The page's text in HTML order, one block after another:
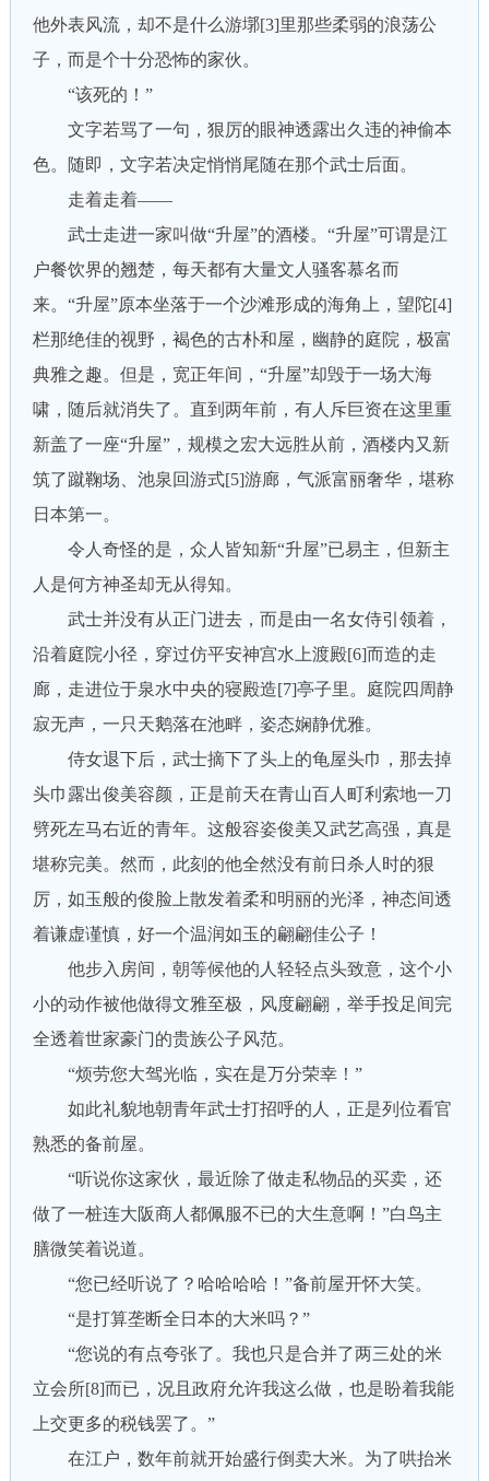
他外表风流，却不是什么游墎[3]里那些柔弱的浪荡公
子，而是个十分恐怖的家伙。
“该死的！”
文字若骂了一句，狠厉的眼神透露出久违的神偷本
色。随即，文字若决定悄悄尾随在那个武士后面。
走着走着——
武士走进一家叫做“升屋”的酒楼。“升屋”可谓是江
户餐饮界的翘楚，每天都有大量文人骚客慕名而
来。“升屋”原本坐落于一个沙滩形成的海角上，望陀[4]
栏那绝佳的视野，褐色的古朴和屋，幽静的庭院，极富
典雅之趣。但是，宽正年间，“升屋”却毁于一场大海
啸，随后就消失了。直到两年前，有人斥巨资在这里重
新盖了一座“升屋”，规模之宏大远胜从前，酒楼内又新
筑了蹴鞠场、池泉回游式[5]游廊，气派富丽奢华，堪称
日本第一。
令人奇怪的是，众人皆知新“升屋”已易主，但新主
人是何方神圣却无从得知。
武士并没有从正门进去，而是由一名女侍引领着，
沿着庭院小径，穿过仿平安神宫水上渡殿[6]而造的走
廊，走进位于泉水中央的寝殿造[7]亭子里。庭院四周静
寂无声，一只天鹅落在池畔，姿态娴静优雅。
侍女退下后，武士摘下了头上的龟屋头巾，那去掉
头巾露出俊美容颜，正是前天在青山百人町利索地一刀
劈死左马右近的青年。这般容姿俊美又武艺高强，真是
堪称完美。然而，此刻的他全然没有前日杀人时的狠
厉，如玉般的俊脸上散发着柔和明丽的光泽，神态间透
着谦虚谨慎，好一个温润如玉的翩翩佳公子！
他步入房间，朝等候他的人轻轻点头致意，这个小
小的动作被他做得文雅至极，风度翩翩，举手投足间完
全透着世家豪门的贵族公子风范。
“烦劳您大驾光临，实在是万分荣幸！”
如此礼貌地朝青年武士打招呼的人，正是列位看官
熟悉的备前屋。
“听说你这家伙，最近除了做走私物品的买卖，还
做了一桩连大阪商人都佩服不已的大生意啊！”白鸟主
膳微笑着说道。
“您已经听说了？哈哈哈哈！”备前屋开怀大笑。
“是打算垄断全日本的大米吗？”
“您说的有点夸张了。我也只是合并了两三处的米
立会所[8]而已，况且政府允许我这么做，也是盼着我能
上交更多的税钱罢了。”
在江户，数年前就开始盛行倒卖大米。为了哄抬米